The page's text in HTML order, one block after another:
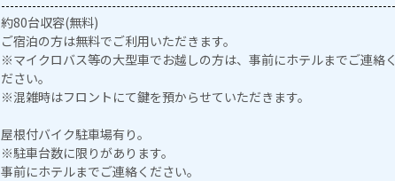
約80台収容(無料)
ご宿泊の方は無料でご利用いただきます。
※マイクロバス等の大型車でお越しの方は、事前にホテルまでご連絡く
ださい。
※混雑時はフロントにて鍵を預からせていただきます。
屋根付バイク駐車場有り。
※駐車台数に限りがあります。
事前にホテルまでご連絡ください。